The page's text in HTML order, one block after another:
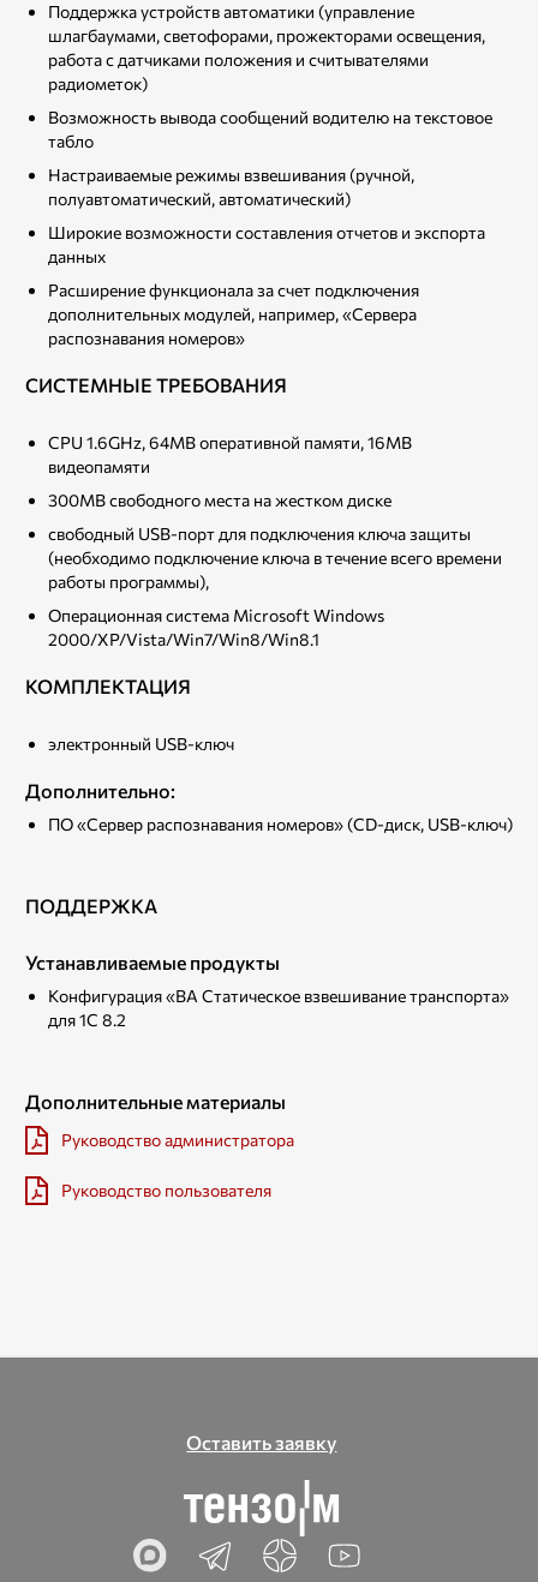
Поддержка устройств автоматики (управление
шлагбаумами, светофорами, прожекторами освещения,
работа с датчиками положения и считывателями
радиометок)
Возможность вывода сообщений водителю на текстовое
табло
Настраиваемые режимы взвешивания (ручной,
полуавтоматический, автоматический)
Широкие возможности составления отчетов и экспорта
данных
Расширение функционала за счет подключения
дополнительных модулей, например, «Сервера
распознавания номеров»
СИСТЕМНЫЕ ТРЕБОВАНИЯ
CPU 1.6GHz, 64MB оперативной памяти, 16MB
видеопамяти
300MB свободного места на жестком диске
свободный USB-порт для подключения ключа защиты
(необходимо подключение ключа в течение всего времени
работы программы),
Операционная система Microsoft Windows
2000/XP/Vista/Win7/Win8/Win8.1
КОМПЛЕКТАЦИЯ
электронный USB-ключ
Дополнительно:
ПО «Сервер распознавания номеров» (CD-диск, USB-ключ)
ПОДДЕРЖКА
Устанавливаемые продукты
Конфигурация «ВА Статическое взвешивание транспорта»
для 1С 8.2
Дополнительные материалы
Руководство администратора
Руководство пользователя
Оставить заявку